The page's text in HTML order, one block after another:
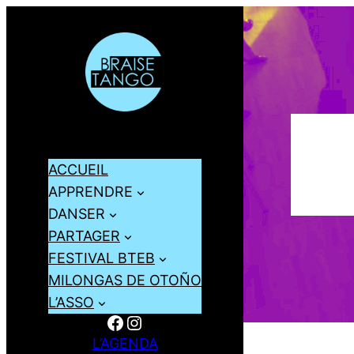
ACCUEIL
APPRENDRE
DANSER
PARTAGER
FESTIVAL BTEB
MILONGAS DE OTOÑO
L’ASSO
Facebook Instagram
L’AGENDA